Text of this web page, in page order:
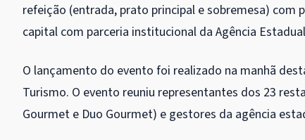
refeição (entrada, prato principal e sobremesa) com
capital com parceria institucional da Agência
O lançamento do evento foi realizado na manhã
Turismo. O evento reuniu representantes dos 23
Gourmet e Duo Gourmet) e gestores da agência